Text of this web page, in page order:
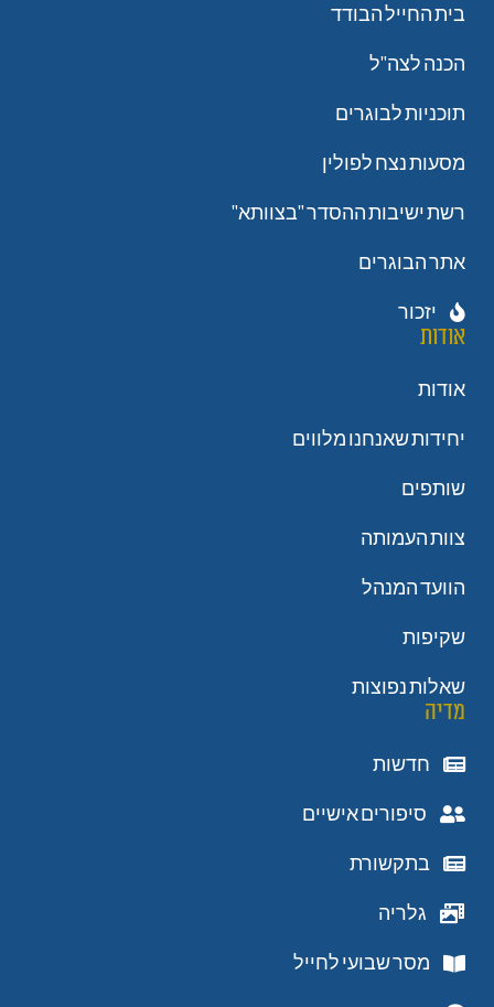
בית החייל הבודד
הכנה לצה"ל
תוכניות לבוגרים
מסעות נצח לפולין
רשת ישיבות ההסדר "בצוותא"
אתר הבוגרים
יזכור
אודות
אודות
יחידות שאנחנו מלווים
שותפים
צוות העמותה
הוועד המנהל
שקיפות
שאלות נפוצות
מדיה
חדשות
סיפורים אישיים
בתקשורת
גלריה
מסר שבועי לחייל